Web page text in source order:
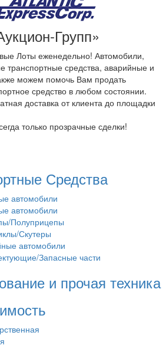
Групп»
Лоты еженедельно! Автомобили,
транспортные средства, аварийные и
можем помочь Вам продать
средство в любом состоянии.
доставка от клиента до площадки
только прозрачные сделки!
Средства
автомобили
автомобили
Полуприцепы
Скутеры
автомобили
Запасные части
и прочая техника